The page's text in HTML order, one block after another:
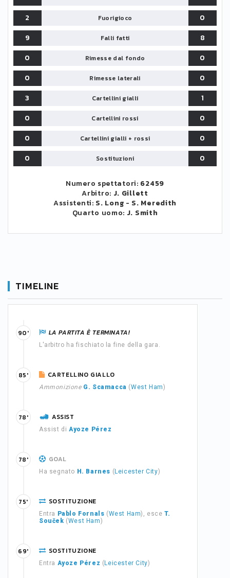
2
Fuorigioco
0
9
Falli fatti
8
0
Rimesse dal fondo
0
0
Rimesse laterali
0
3
Cartellini gialli
1
0
Cartellini rossi
0
0
Cartellini gialli + rossi
0
0
Sostituzioni 0
Numero spettatori: 62459
Arbitro: J. Gillett
Assistenti: S. Long - S. Meredith
Quarto uomo: J. Smith
TIMELINE
LA PARTITA È TERMINATA!
L'arbitro ha fischiato la fine della gara.
90'
CARTELLINO GIALLO
Ammonizione G. Scamacca (West Ham)
85'
ASSIST
Assist di Ayoze Pérez
78'
GOAL
Ha segnato H. Barnes ( Leicester City)
78'
SOSTITUZIONE
Entra Pablo Fornals (West Ham), esceT.
Souček (West Ham)
75'
SOSTITUZIONE
Entra Ayoze Pérez ( Leicester City)
69'